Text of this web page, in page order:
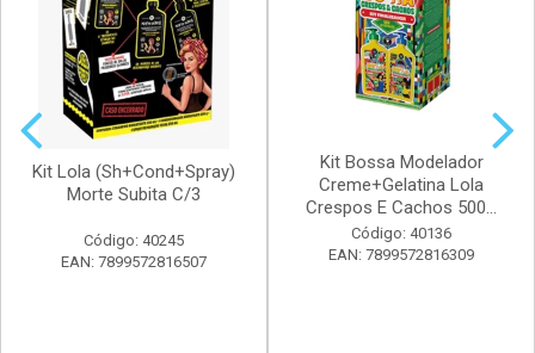
Kit Lola (Sh+Cond+Spray)
Morte Subita C/3
Código: 40245
EAN: 7899572816507
Kit Bossa Modelador
Creme+Gelatina Lola
Crespos E Cachos 500...
Código: 40136
EAN: 7899572816309